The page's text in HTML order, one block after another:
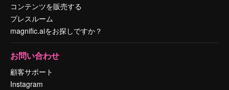
コンテンツを販売する
プレスルーム
magnific.aiをお探しですか？
お問い合わせ
顧客サポート
Instagram